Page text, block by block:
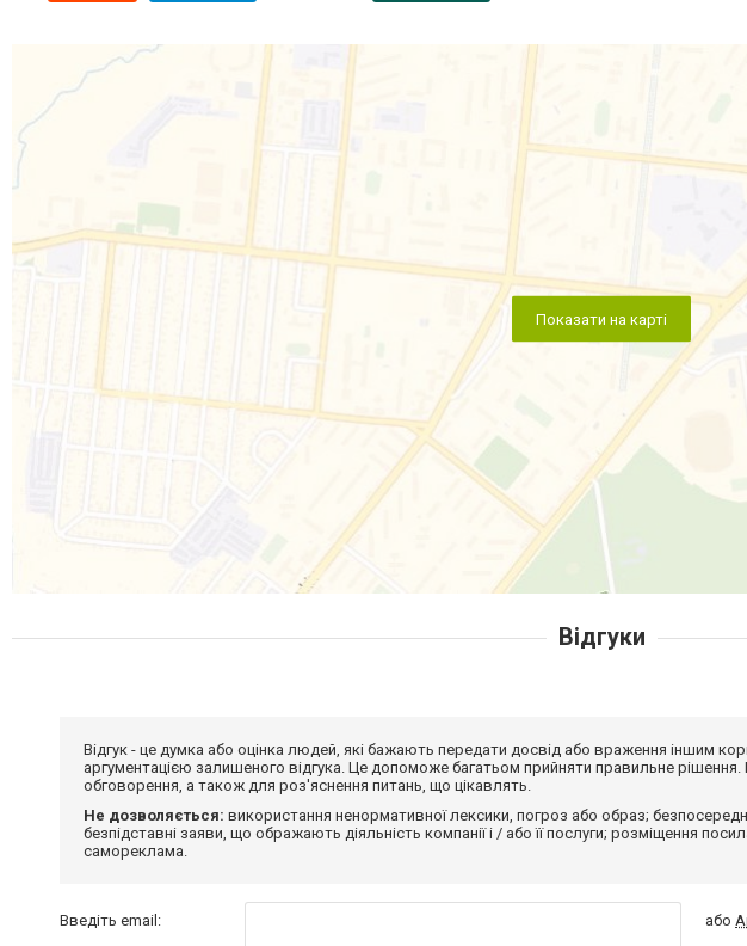
Показати на карті
Відгуки
Відгук - це думка або оцінка людей, які бажають передати досвід або враження іншим
аргументацією залишеного відгука. Це допоможе багатьом прийняти правильне рішення.
обговорення, а також для роз'яснення питань, що цікавлять.
Не дозволяється: використання ненормативної лексики, погроз або образ;
безпідставні заяви, що ображають діяльність компанії і / або її послуги; розміщення
самореклама.
Введіть email: або